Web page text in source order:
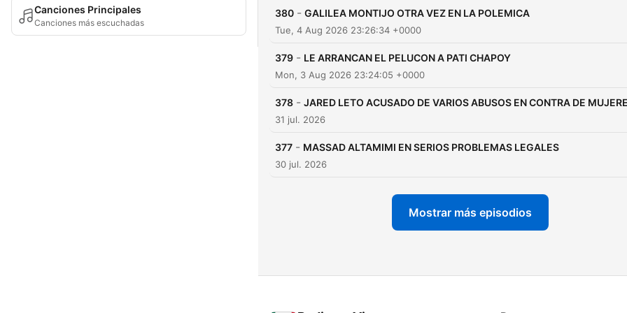
Canciones Principales
Canciones más escuchadas
380 - GALILEA MONTIJO OTRA VEZ EN LA POLEMICA
Tue, 4 Aug 2026 23:26:34 +0000
379 - LE ARRANCAN EL PELUCON A PATI CHAPOY
Mon, 3 Aug 2026 23:24:05 +0000
378 - JARED LETO ACUSADO DE VARIOS ABUSOS EN CONTRA DE
31 jul. 2026
377 - MASSAD ALTAMIMI EN SERIOS PROBLEMAS LEGALES
30 jul. 2026
Mostrar más episodios